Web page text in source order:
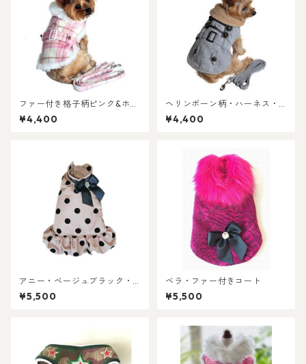
ファー付き格子柄ピンク&ホワ
イト・ハーネス・コート＝リ
ード付き
¥4,400
ヘリンボーン柄・ハーネス・
コート＝リード付き
¥4,400
アニー・ベージュブラック・
シティコート（ハーネスタイ
プ）
¥5,500
ベラ・ファー付きコート
¥5,500